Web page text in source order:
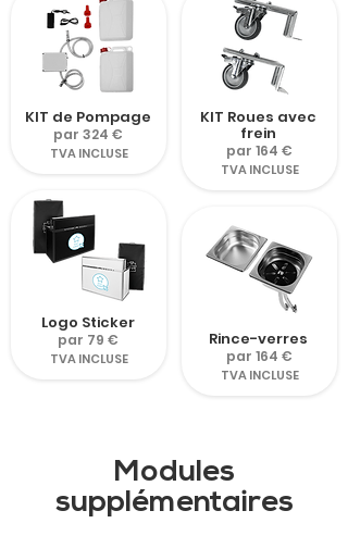
KIT de Pompage
par 324 €
TVA INCLUSE
Logo Sticker
par 79 €
TVA INCLUSE
KIT Roues avec
frein
par 164 €
TVA INCLUSE
Rince-verres
par 164 €
TVA INCLUSE
Modules
supplémentaires